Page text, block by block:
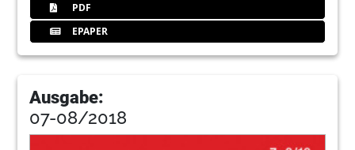
PDF
EPAPER
Ausgabe:
07-08/2018